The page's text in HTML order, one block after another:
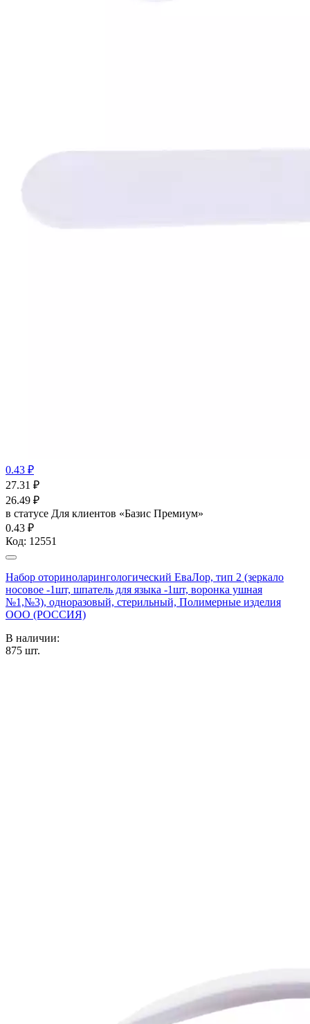
0.43 ₽
27.31 ₽
26.49 ₽
в статусе Для клиентов «Базис Премиум»
0.43 ₽
Код: 12551
Набор оториноларингологический ЕваЛор, тип 2 (зеркало
носовое -1шт, шпатель для языка -1шт, воронка ушная
№1,№3), одноразовый, стерильный, Полимерные изделия
OOO (РОССИЯ)
В наличии:
875 шт.